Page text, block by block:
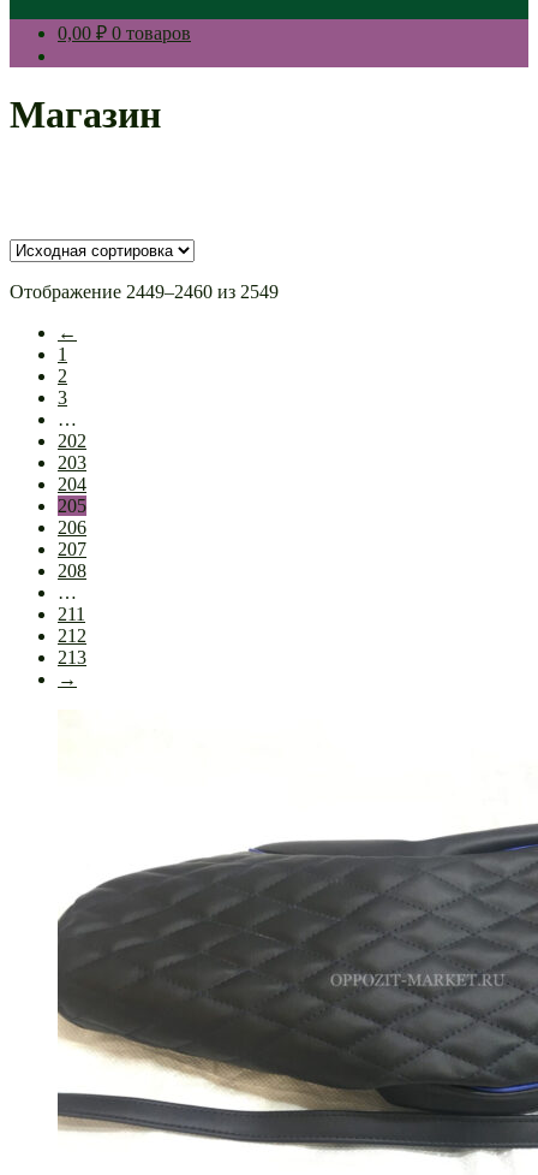
0,00 ₽ 0 товаров
Магазин
Отображение 2449–2460 из 2549
←
1
2
3
…
202
203
204
205
206
207
208
…
211
212
213
→